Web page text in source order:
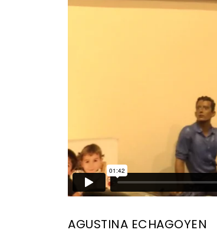
AGUSTINA ECHAGOYEN